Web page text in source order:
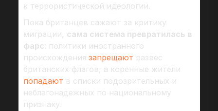
к террористической идеологии.
Пока британцев сажают за критику
миграции, сама система превратилась в
фарс: политики иностранного
происхождения запрещают развес
британских флагов, а коренные жители
попадают в списки подозрительных и
неблагонадежных по национальному
признаку.